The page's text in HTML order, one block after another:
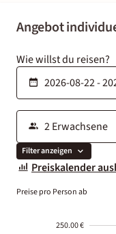
Angebot
Wie willst du reisen?
Filter anzeigen
Preiskalender
Preise pro Person ab
250.00 €